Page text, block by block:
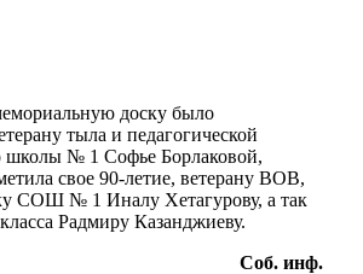
доску было
тыла и педагогической
школы № 1 Софье Борлаковой,
свое 90-летие, ветерану ВОВ,
СОШ № 1 Иналу Хетагурову, а так
Радмиру Казанджиеву.
Соб. инф.